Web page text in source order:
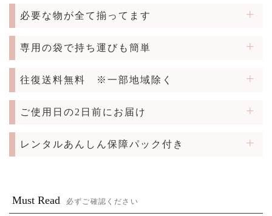
必要な物が全て揃ってます
専用の袋で持ち運びも簡単
往復送料無料 ※一部地域除く
ご使用日の2日前にお届け
レンタルあんしん保障パック付き
Must Read 必ずご確認ください